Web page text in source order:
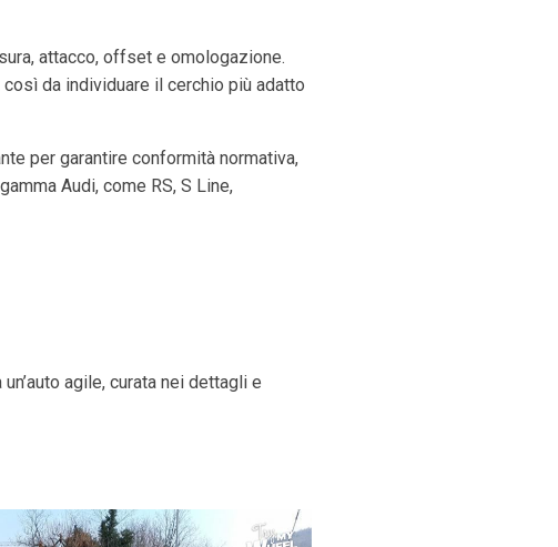
attacco, offset e omologazione.
da individuare il cerchio più adatto
per garantire conformità normativa,
Audi, come RS, S Line,
agile, curata nei dettagli e